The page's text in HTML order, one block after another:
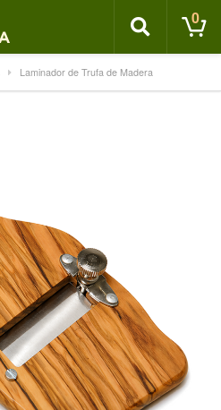
0
Laminador de Trufa de Madera